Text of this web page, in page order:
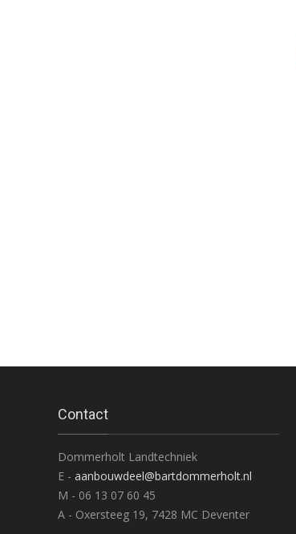
Contact
Dommerholt Landtechniek
E - aanbouwdeel@bartdommerholt.nl
M - 06 13 07 60 45
A - Oxersteeg 19, 7428 MC Deventer